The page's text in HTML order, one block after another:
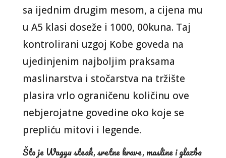
sa ijednim drugim mesom, a cijena mu
u A5 klasi doseže i 1000, 00kuna. Taj
kontrolirani uzgoj Kobe goveda na
ujedinjenim najboljim praksama
maslinarstva i stočarstva na tržište
plasira vrlo ograničenu količinu ove
nebjerojatne govedine oko koje se
prepliću mitovi i legende.
Što je Wagyu steak, sretne krave, masline i glazba